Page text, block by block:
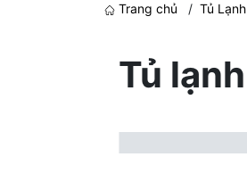
Trang chủ / Tủ Lạnh
Tủ